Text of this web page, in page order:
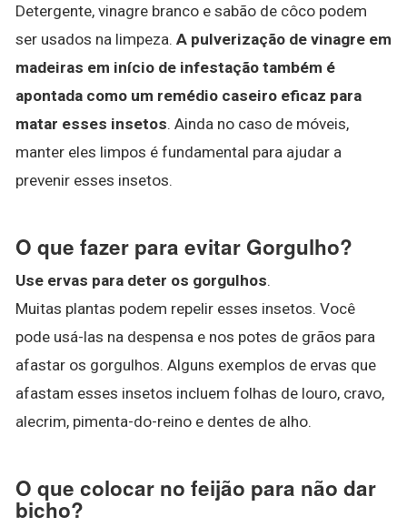
Detergente, vinagre branco e sabão de côco podem
ser usados na limpeza. A pulverização de vinagre em
madeiras em início de infestação também é
apontada como um remédio caseiro eficaz para
matar esses insetos. Ainda no caso de móveis,
manter eles limpos é fundamental para ajudar a
prevenir esses insetos.
O que fazer para evitar Gorgulho?
Use ervas para deter os gorgulhos.
Muitas plantas podem repelir esses insetos. Você
pode usá-las na despensa e nos potes de grãos para
afastar os gorgulhos. Alguns exemplos de ervas que
afastam esses insetos incluem folhas de louro, cravo,
alecrim, pimenta-do-reino e dentes de alho.
O que colocar no feijão para não dar
bicho?